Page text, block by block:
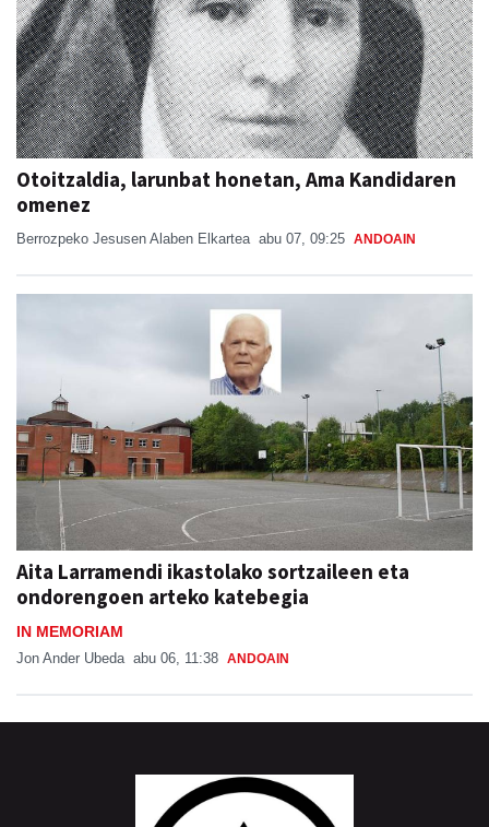
Otoitzaldia, larunbat honetan, Ama Kandidaren
omenez
Berrozpeko Jesusen Alaben Elkartea abu 07, 09:25 ANDOAIN
Aita Larramendi ikastolako sortzaileen eta
ondorengoen arteko katebegia
IN MEMORIAM
Jon Ander Ubeda abu 06, 11:38 ANDOAIN